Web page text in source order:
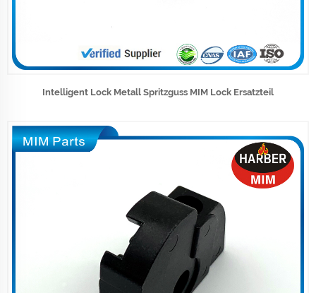
Intelligent Lock Metall Spritzguss MIM Lock Ersatzteil